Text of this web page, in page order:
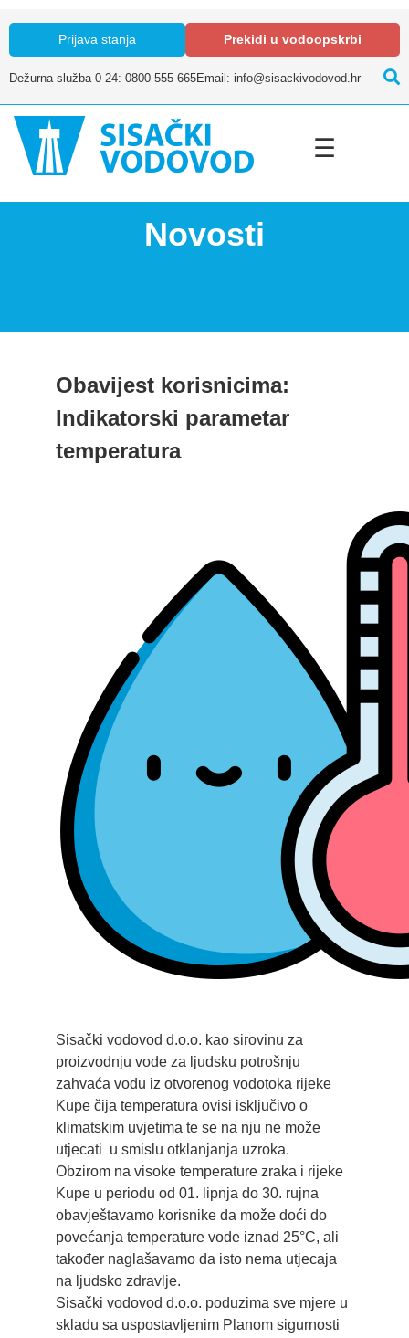
Prijava stanja Prekidi u vodoopskrbi
Dežurna služba 0-24: 0800 555 665Email: info@sisackivodovod.hr
☰
Novosti
Obavijest korisnicima:
Indikatorski parametar
temperatura
Sisački vodovod d.o.o. kao sirovinu za
proizvodnju vode za ljudsku potrošnju
zahvaća vodu iz otvorenog vodotoka rijeke
Kupe čija temperatura ovisi isključivo o
klimatskim uvjetima te se na nju ne može
utjecati u smislu otklanjanja uzroka.
Obzirom na visoke temperature zraka i rijeke
Kupe u periodu od 01. lipnja do 30. rujna
obavještavamo korisnike da može doći do
povećanja temperature vode iznad 25°C, ali
također naglašavamo da isto nema utjecaja
na ljudsko zdravlje.
Sisački vodovod d.o.o. poduzima sve mjere u
skladu sa uspostavljenim Planom sigurnosti